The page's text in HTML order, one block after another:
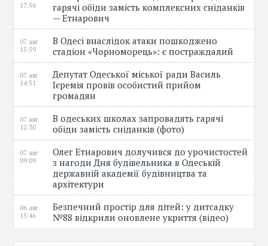
17:56
гарячі обіди замість комплексних сніданків
— Етнарович
07 авг
15:59
В Одесі внаслідок атаки пошкоджено
стадіон «Чорноморець»: є постраждалий
07 авг
14:51
Депутат Одеської міської ради Василь
Ієремія провів особистий прийом
громадян
07 авг
12:30
В одеських школах запровадять гарячі
обіди замість сніданків (фото)
07 авг
09:09
Олег Етнарович долучився до урочистостей
з нагоди Дня будівельника в Одеській
державній академії будівництва та
архітектури
06 авг
15:46
Безпечний простір для дітей: у дитсадку
№88 відкрили оновлене укриття (відео)